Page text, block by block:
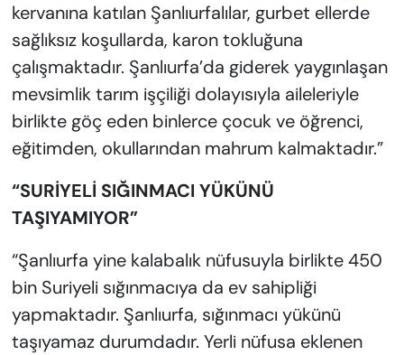
kervanına katılan Şanlıurfalılar, gurbet ellerde
sağlıksız koşullarda, karon tokluğuna
çalışmaktadır. Şanlıurfa’da giderek yaygınlaşan
mevsimlik tarım işçiliği dolayısıyla aileleriyle
birlikte göç eden binlerce çocuk ve öğrenci,
eğitimden, okullarından mahrum kalmaktadır.”
“SURİYELİ SIĞINMACI YÜKÜNÜ
TAŞIYAMIYOR”
“Şanlıurfa yine kalabalık nüfusuyla birlikte 450
bin Suriyeli sığınmacıya da ev sahipliği
yapmaktadır. Şanlıurfa, sığınmacı yükünü
taşıyamaz durumdadır. Yerli nüfusa eklenen